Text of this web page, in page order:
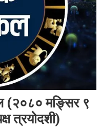
(२०८० मङ्सिर ९
त्रयोदशी)